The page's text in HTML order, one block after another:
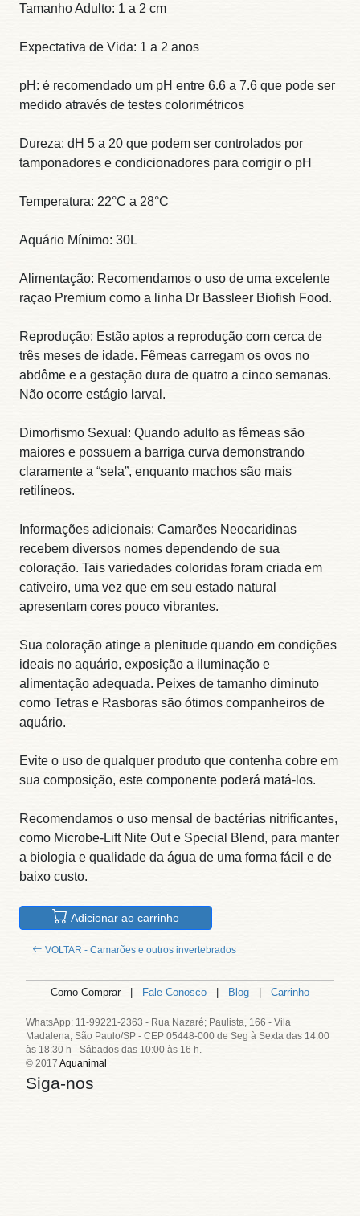
Tamanho Adulto: 1 a 2 cm
Expectativa de Vida: 1 a 2 anos
pH: é recomendado um pH entre 6.6 a 7.6 que pode ser
medido através de testes colorimétricos
Dureza: dH 5 a 20 que podem ser controlados por
tamponadores e condicionadores para corrigir o pH
Temperatura: 22°C a 28°C
Aquário Mínimo: 30L
Alimentação: Recomendamos o uso de uma excelente
raçao Premium como a linha Dr Bassleer Biofish Food.
Reprodução: Estão aptos a reprodução com cerca de
três meses de idade. Fêmeas carregam os ovos no
abdôme e a gestação dura de quatro a cinco semanas.
Não ocorre estágio larval.
Dimorfismo Sexual: Quando adulto as fêmeas são
maiores e possuem a barriga curva demonstrando
claramente a “sela”, enquanto machos são mais
retilíneos.
Informações adicionais: Camarões Neocaridinas
recebem diversos nomes dependendo de sua
coloração. Tais variedades coloridas foram criada em
cativeiro, uma vez que em seu estado natural
apresentam cores pouco vibrantes.
Sua coloração atinge a plenitude quando em condições
ideais no aquário, exposição a iluminação e
alimentação adequada. Peixes de tamanho diminuto
como Tetras e Rasboras são ótimos companheiros de
aquário.
Evite o uso de qualquer produto que contenha cobre em
sua composição, este componente poderá matá-los.
Recomendamos o uso mensal de bactérias nitrificantes,
como Microbe-Lift Nite Out e Special Blend, para manter
a biologia e qualidade da água de uma forma fácil e de
baixo custo.
Adicionar ao carrinho
VOLTAR - Camarões e outros invertebrados
Como Comprar | Fale Conosco | Blog | Carrinho
WhatsApp: 11-99221-2363 - Rua Nazaré; Paulista, 166 - Vila
Madalena, São Paulo/SP - CEP 05448-000 de Seg à Sexta das 14:00
às 18:30 h - Sábados das 10:00 às 16 h.
© 2017 Aquanimal
Siga-nos